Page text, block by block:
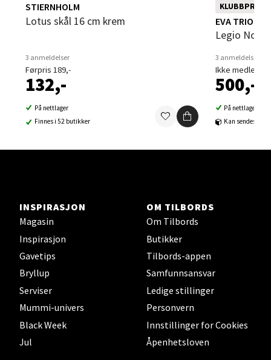
STIERNHOLM
Lotus skål 16 cm krem
3 anmeldelser
Førpris 189,-
132,-
På nettlager
Finnes i 52 butikker
KLUBBPRIS
EVA TRIO
Legio
3 anmeldelser
Ikke medlem
500,-
På nettlager
Kan sendes til
INSPIRASJON
Magasin
Inspirasjon
Gavetips
Bryllup
Serviser
Mummi-univers
Black Week
Jul
OM TILBORDS
Om Tilbords
Butikker
Tilbords-appen
Samfunnsansvar
Ledige stillinger
Personvern
Innstillinger for Cookies
Åpenhetsloven
Åpent i dag 09-21
Velg
Ski - Thon Senter Ski
Ski Storsenter, Jernbanesvingen 6, 1400 Ski
Sortland - Sortland Storsenter
Strangata 26, 8400 Sortland